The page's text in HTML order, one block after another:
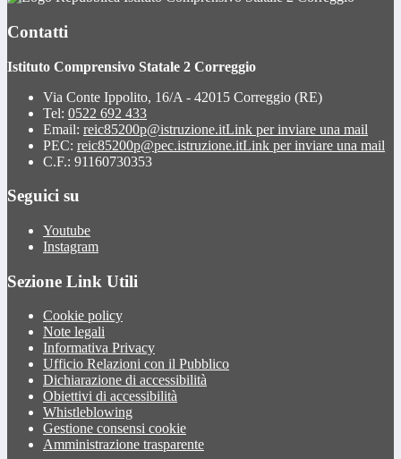
Contatti
Istituto Comprensivo Statale 2 Correggio
Via Conte Ippolito, 16/A - 42015 Correggio (RE)
Tel: 0522 692 433
Email: reic85200p@istruzione.itLink per inviare una mail
PEC: reic85200p@pec.istruzione.itLink per inviare una mail
C.F.: 91160730353
Seguici su
Youtube
Instagram
Sezione Link Utili
Cookie policy
Note legali
Informativa Privacy
Ufficio Relazioni con il Pubblico
Dichiarazione di accessibilità
Obiettivi di accessibilità
Whistleblowing
Gestione consensi cookie
Amministrazione trasparente